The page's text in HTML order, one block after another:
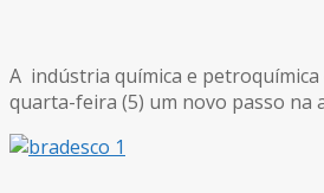
A indústria química e petroquímica
quarta-feira (5) um novo passo na